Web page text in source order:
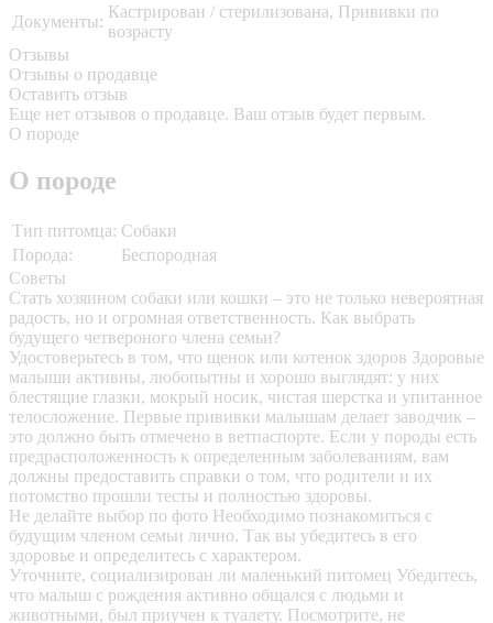
Документы:
Кастрирован / стерилизована, Прививки по
возрасту
Отзывы
Отзывы о продавце
Оставить отзыв
Еще нет отзывов о продавце. Ваш отзыв будет первым.
О породе
О породе
Тип питомца: Собаки
Порода:
Беспородная
Советы
Стать хозяином собаки или кошки – это не только невероятная
радость, но и огромная ответственность. Как выбрать
будущего четвероного члена семьи?
Удостоверьтесь в том, что щенок или котенок здоров Здоровые
малыши активны, любопытны и хорошо выглядят: у них
блестящие глазки, мокрый носик, чистая шерстка и упитанное
телосложение. Первые прививки малышам делает заводчик –
это должно быть отмечено в ветпаспорте. Если у породы есть
предрасположенность к определенным заболеваниям, вам
должны предоставить справки о том, что родители и их
потомство прошли тесты и полностью здоровы.
Не делайте выбор по фото Необходимо познакомиться с
будущим членом семьи лично. Так вы убедитесь в его
здоровье и определитесь с характером.
Уточните, социализирован ли маленький питомец Убедитесь,
что малыш с рождения активно общался с людьми и
животными, был приучен к туалету. Посмотрите, не